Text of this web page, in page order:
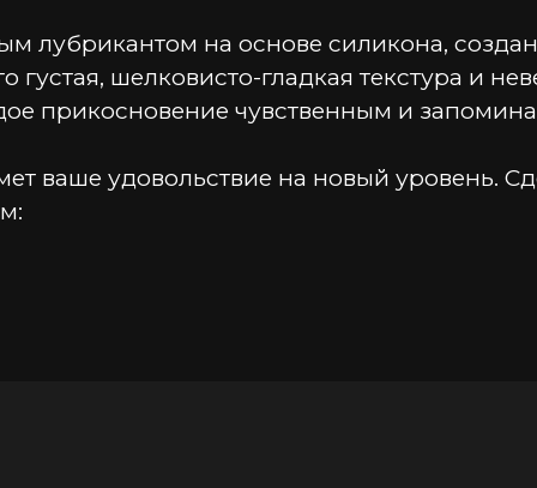
лубрикантом на основе силикона,
густая, шелковисто-гладкая текстура и
прикосновение чувственным и
ваше удовольствие на новый уровень.